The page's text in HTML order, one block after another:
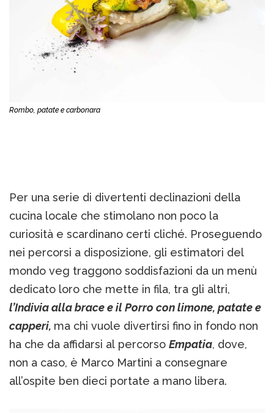
Rombo, patate e carbonara
Per una serie di divertenti declinazioni della
cucina locale che stimolano non poco la
curiosità e scardinano certi cliché. Proseguendo
nei percorsi a disposizione, gli estimatori del
mondo veg traggono soddisfazioni da un menù
dedicato loro che mette in fila, tra gli altri,
l’Indivia alla brace e il Porro con limone, patate e
capperi, ma chi vuole divertirsi fino in fondo non
ha che da affidarsi al percorso Empatia, dove,
non a caso, è Marco Martini a consegnare
all’ospite ben dieci portate a mano libera.